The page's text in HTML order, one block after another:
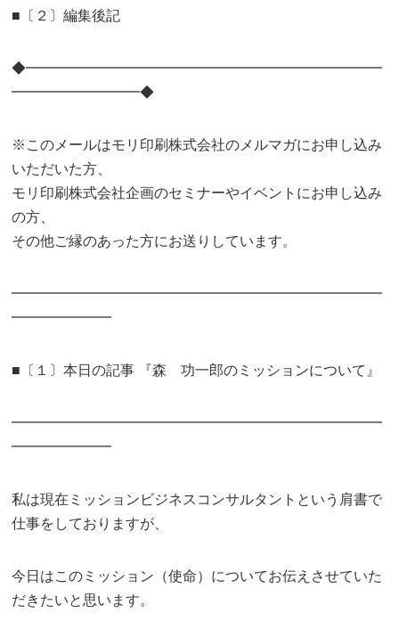
■〔２〕編集後記
◆━━━━━━━━━━━━━━━━━━━━━━━━━
━━━━━━━━━◆
※このメールはモリ印刷株式会社のメルマガにお申し込み
いただいた方、
モリ印刷株式会社企画のセミナーやイベントにお申し込み
の方、
その他ご縁のあった方にお送りしています。
━━━━━━━━━━━━━━━━━━━━━━━━━━
━━━━━━━
■〔１〕本日の記事 『森 功一郎のミッションについて』
━━━━━━━━━━━━━━━━━━━━━━━━━━
━━━━━━━
私は現在ミッションビジネスコンサルタントという肩書で
仕事をしておりますが、
今日はこのミッション（使命）についてお伝えさせていた
だきたいと思います。